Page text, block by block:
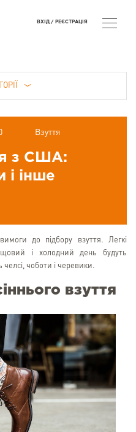
Взуття
з США:
і інше
до підбору взуття. Легкі
і холодний день будуть
чоботи і черевики.
взуття
ВХІД / РЕЄСТРАЦІЯ